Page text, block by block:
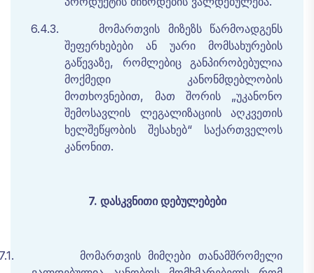
6.4.3.
მომართვის მიზეზს
წარმოადგენს
შეფერხებები
ან უარი
მომსახურების
გაწევაზე, რომლებიც
განპირობებულია
მოქმედი
კანონმდებლობის
მოთხოვნებით, მათ შორის„უკანონო
შემოსავლის
ლეგალიზაციის
აღკვეთის
ხელშეწყობის
შესახებ“ საქართველოს
კანონით.
7. დასკვნითი დებულებები
მომართვის მიმღები თანამშრომელი